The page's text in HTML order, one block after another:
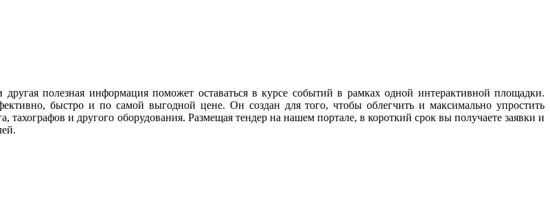
полезная информация поможет оставаться в курсе событий в рамках одной интерактивной площадки.
быстро и по самой выгодной цене. Он создан для того, чтобы облегчить и максимально упростить
и другого оборудования. Размещая тендер на нашем портале, в короткий срок вы получаете заявки и